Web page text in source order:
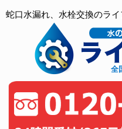
蛇口水漏れ、水栓交換のライ
全